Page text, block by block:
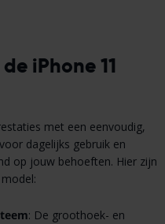
iPhone 11
met een eenvoudig,
dagelijks gebruik en
op jouw behoeften. Hier zijn
: De groothoek- en